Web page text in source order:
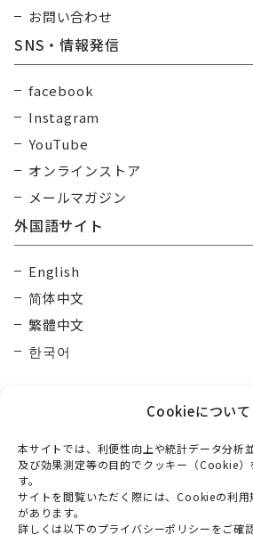
Cookieについて
本サイトでは、利便性向上や統計データ分析
及び効果測定等の目的でクッキー（Cookie）
す。
サイトを閲覧いただく際には、Cookieの利
があります。
詳しくは以下のプライバシーポリシーをご確
お問い合わせ
SNS・情報発信
facebook
Instagram
YouTube
オンラインストア
メールマガジン
外国語サイト
English
简体中文
繁體中文
한국어
一般社団法人 大雪カムイミ
〒070-0030